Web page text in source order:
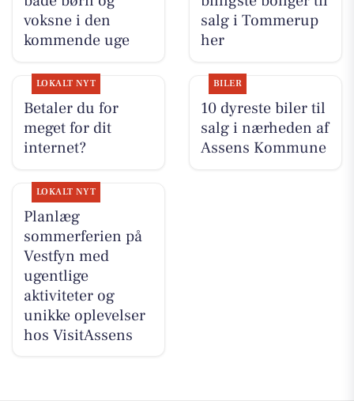
voksne i den
kommende uge
salg i Tommerup
her
LOKALT NYT
Betaler du for
meget for dit
internet?
BILER
10 dyreste biler til
salg i nærheden af
Assens Kommune
LOKALT NYT
Planlæg
sommerferien på
Vestfyn med
ugentlige
aktiviteter og
unikke oplevelser
hos VisitAssens